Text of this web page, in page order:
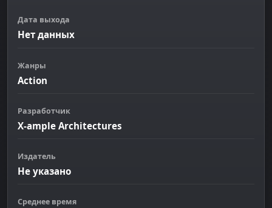
Дата выхода
Нет данных
Жанры
Action
Разработчик
X-ample Architectures
Издатель
Не указано
Среднее время